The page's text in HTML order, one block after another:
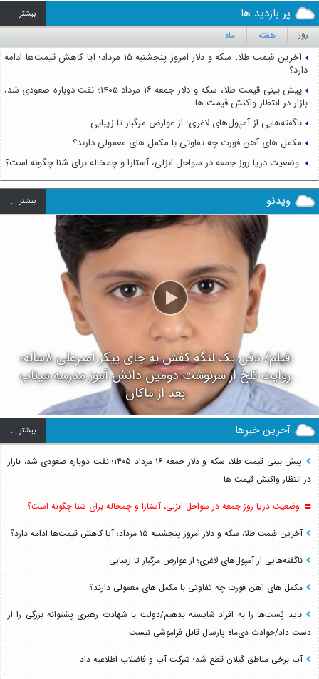
پر بازدید ها بيشتر ...
روز هفته ماه
آخرین قیمت طلا، سکه و دلار امروز پنجشنبه ۱۵ مرداد؛ آیا کاهش قیمت‌ها ادامه
دارد؟
پیش بینی قیمت طلا، سکه و دلار جمعه ۱۶ مرداد ۱۴۰۵؛ نفت دوباره صعودی شد،
بازار در انتظار واکنش قیمت ها
ناگفته‌هایی از آمپول‌های لاغری؛ از عوارض مرگبار تا زیبایی
مکمل های آهن فورت چه تفاوتی با مکمل های معمولی دارند؟
وضعیت دریا روز جمعه در سواحل انزلی، آستارا و چمخاله برای شنا چگونه است؟
ویدئو بيشتر ...
فیلم/ دفن یک لنگه کفش به جای پیکر امیرعلی ۸ساله؛
روایت تلخ از سرنوشت دومین دانش آموز مدرسه میناب
بعد از ماکان
آخرین خبرها بيشتر ...
پیش بینی قیمت طلا، سکه و دلار جمعه ۱۶ مرداد ۱۴۰۵؛ نفت دوباره صعودی شد، بازار
در انتظار واکنش قیمت ها
وضعیت دریا روز جمعه در سواحل انزلی، آستارا و چمخاله برای شنا چگونه است؟
آخرین قیمت طلا، سکه و دلار امروز پنجشنبه ۱۵ مرداد؛ آیا کاهش قیمت‌ها ادامه دارد؟
ناگفته‌هایی از آمپول‌های لاغری؛ از عوارض مرگبار تا زیبایی
مکمل های آهن فورت چه تفاوتی با مکمل های معمولی دارند؟
باید پُست‌ها را به افراد شایسته بدهیم/دولت با شهادت رهبری پشتوانه بزرگی را از
دست داد/حوادث دی‌ماه پارسال قابل فراموشی نیست
آب برخی مناطق گیلان قطع شد؛ شرکت آب و فاضلاب اطلاعیه داد